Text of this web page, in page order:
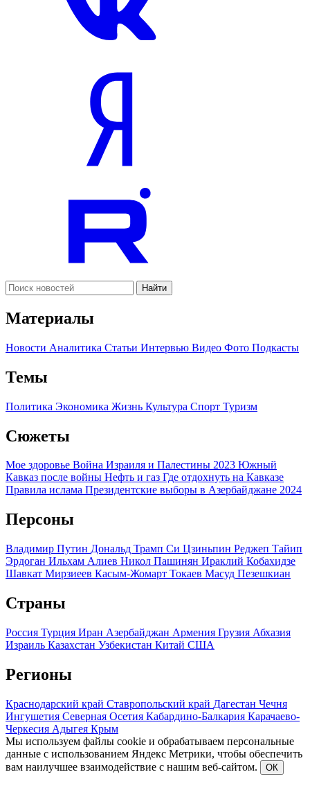
Найти
Материалы
Новости Аналитика Статьи Интервью Видео Фото Подкасты
Темы
Политика Экономика Жизнь Культура Спорт Туризм
Сюжеты
Мое здоровье Война Израиля и Палестины 2023 Южный
Кавказ после войны Нефть и газ Где отдохнуть на Кавказе
Правила ислама Президентские выборы в Азербайджане 2024
Персоны
Владимир Путин Дональд Трамп Си Цзиньпин Реджеп Тайип
Эрдоган Ильхам Алиев Никол Пашинян Ираклий Кобахидзе
Шавкат Мирзиеев Касым-Жомарт Токаев Масуд Пезешкиан
Страны
Россия Турция Иран Азербайджан Армения Грузия Абхазия
Израиль Казахстан Узбекистан Китай США
Регионы
Краснодарский край Ставропольский край Дагестан Чечня
Ингушетия Северная Осетия Кабардино-Балкария Карачаево-
Черкесия Адыгея Крым
Мы используем файлы cookie и обрабатываем персональные
данные с использованием Яндекс Метрики, чтобы обеспечить
вам наилучшее взаимодействие с нашим веб-сайтом.
ОК